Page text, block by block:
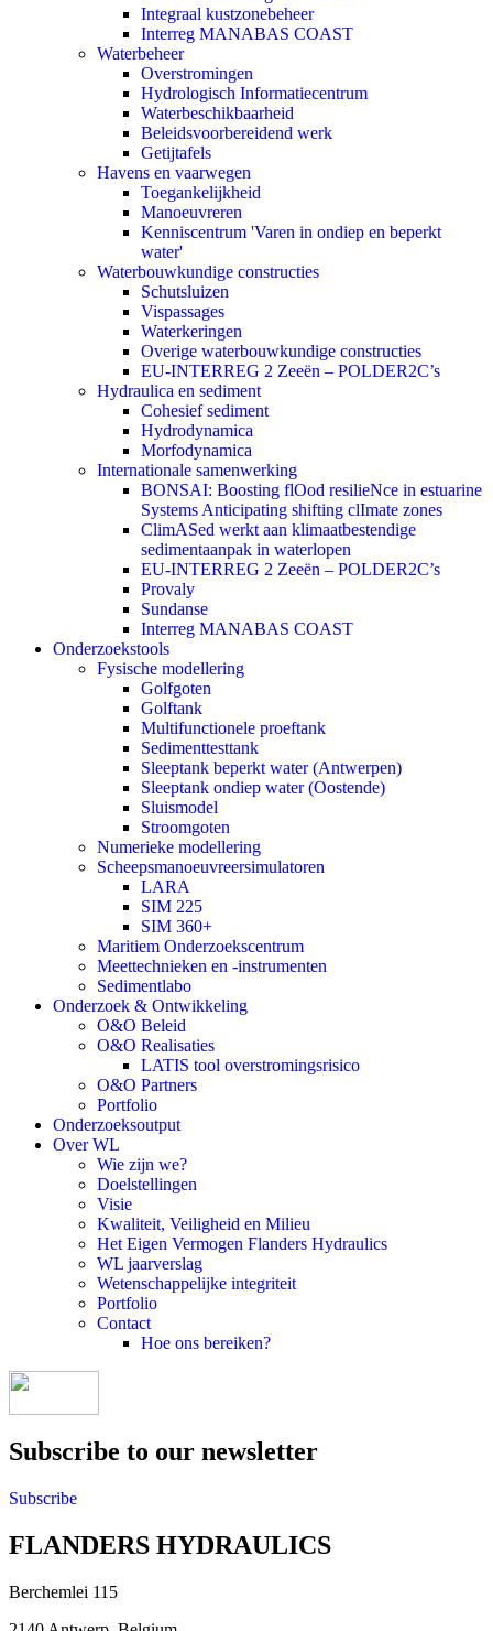
Integraal kustzonebeheer
Interreg MANABAS COAST
Waterbeheer
Overstromingen
Hydrologisch Informatiecentrum
Waterbeschikbaarheid
Beleidsvoorbereidend werk
Getijtafels
Havens en vaarwegen
Toegankelijkheid
Manoeuvreren
Kenniscentrum 'Varen in ondiep en beperkt
water'
Waterbouwkundige constructies
Schutsluizen
Vispassages
Waterkeringen
Overige waterbouwkundige constructies
EU-INTERREG 2 Zeeën – POLDER2C’s
Hydraulica en sediment
Cohesief sediment
Hydrodynamica
Morfodynamica
Internationale samenwerking
BONSAI: Boosting flOod resilieNce in estuarine
Systems Anticipating shifting clImate zones
ClimASed werkt aan klimaatbestendige
sedimentaanpak in waterlopen
EU-INTERREG 2 Zeeën – POLDER2C’s
Provaly
Sundanse
Interreg MANABAS COAST
Onderzoekstools
Fysische modellering
Golfgoten
Golftank
Multifunctionele proeftank
Sedimenttesttank
Sleeptank beperkt water (Antwerpen)
Sleeptank ondiep water (Oostende)
Sluismodel
Stroomgoten
Numerieke modellering
Scheepsmanoeuvreersimulatoren
LARA
SIM 225
SIM 360+
Maritiem Onderzoekscentrum
Meettechnieken en -instrumenten
Sedimentlabo
Onderzoek & Ontwikkeling
O&O Beleid
O&O Realisaties
LATIS tool overstromingsrisico
O&O Partners
Portfolio
Onderzoeksoutput
Over WL
Wie zijn we?
Doelstellingen
Visie
Kwaliteit, Veiligheid en Milieu
Het Eigen Vermogen Flanders Hydraulics
WL jaarverslag
Wetenschappelijke integriteit
Portfolio
Contact
Hoe ons bereiken?
Subscribe to our newsletter
Subscribe
FLANDERS HYDRAULICS
Berchemlei 115